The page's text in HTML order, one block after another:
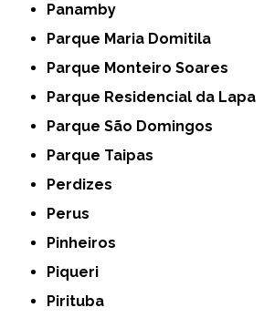
Panamby
Parque Maria Domitila
Parque Monteiro Soares
Parque Residencial da Lapa
Parque São Domingos
Parque Taipas
Perdizes
Perus
Pinheiros
Piqueri
Pirituba